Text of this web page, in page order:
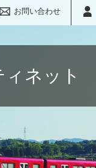
お問い合わせ
ネット